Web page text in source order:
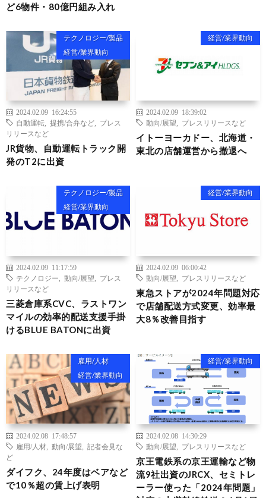
ど6物件・80億円組み入れ
テクノロジー/製品
経営/業界動向
2024.02.09 16:24:55
自動運転
提携/合弁など
プレス
リリースなど
JR貨物、自動運転トラック開
発のT2に出資
経営/業界動向
2024.02.09 18:39:02
動向/展望
プレスリリースなど
イトーヨーカドー、北海道・
東北の店舗運営から撤退へ
テクノロジー/製品
経営/業界動向
2024.02.09 11:17:59
テクノロジー
動向/展望
プレス
リリースなど
三菱倉庫系CVC、ラストワン
マイルの効率的配送支援手掛
けるBLUE BATONに出資
経営/業界動向
2024.02.09 06:00:42
動向/展望
プレスリリースなど
東急ストアが2024年問題対応
で店舗配送方式変更、効率最
大8％改善目指す
雇用/人材
経営/業界動向
2024.02.08 17:48:57
雇用/人材
動向/展望
記者会見な
ど
ダイフク、24年度はベアなど
で10％超の賃上げ表明
経営/業界動向
2024.02.08 14:30:29
動向/展望
プレスリリースなど
京王電鉄系の京王運輸など物
流9社出資のJRCX、セミトレ
ーラー使った「2024年問題」